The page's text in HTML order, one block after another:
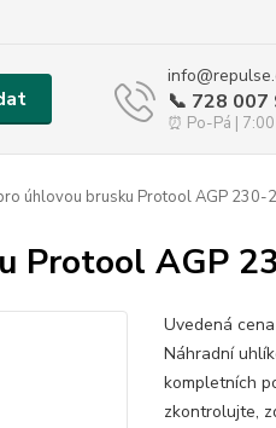
📞 728 007
⏰ Po-Pá |
úhlovou brusku Protool AGP 230-
Protool AGP
Uvedená
Náhradní
kompletních
zkontrolujte,